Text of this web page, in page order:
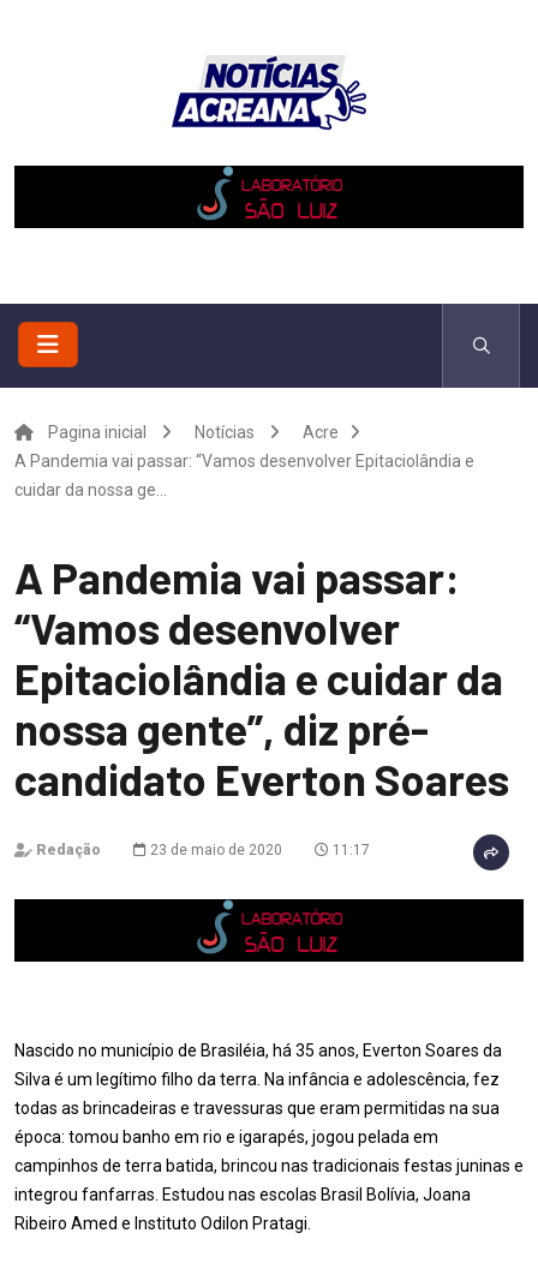
Pagina inicial Notícias
Acre
A Pandemia vai passar: “Vamos desenvolver Epitaciolândia e
cuidar da nossa ge...
A Pandemia vai passar:
“Vamos desenvolver
Epitaciolândia e cuidar da
nossa gente”, diz pré-
candidato Everton Soares
Redação 23 de maio de 2020 11:17
Nascido no município de Brasiléia, há 35 anos, Everton Soares da
Silva é um legítimo filho da terra. Na infância e adolescência, fez
todas as brincadeiras e travessuras que eram permitidas na sua
época: tomou banho em rio e igarapés, jogou pelada em
campinhos de terra batida, brincou nas tradicionais festas juninas e
integrou fanfarras. Estudou nas escolas Brasil Bolívia, Joana
Ribeiro Amed e Instituto Odilon Pratagi.